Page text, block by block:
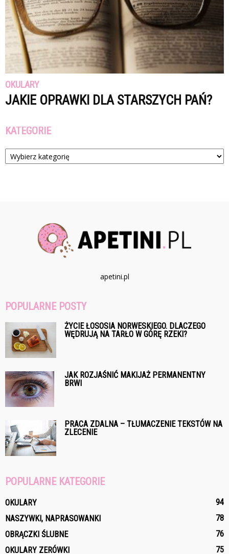
OKULARY
JAKIE OPRAWKI DLA STARSZYCH PAŃ?
KATEGORIE
Kategorie
apetini.pl
POPULARNE POSTY
ŻYCIE ŁOSOSIA NORWESKIEGO. DLACZEGO
WĘDRUJĄ NA TARŁO W GÓRĘ RZEKI?
JAK ROZJAŚNIĆ MAKIJAŻ PERMANENTNY
BRWI
PRACA ZDALNA – TŁUMACZENIE TEKSTÓW NA
ZLECENIE
POPULARNE KATEGORIE
OKULARY
94
NASZYWKI, NAPRASOWANKI
78
OBRĄCZKI ŚLUBNE
76
OKULARY ZERÓWKI
75